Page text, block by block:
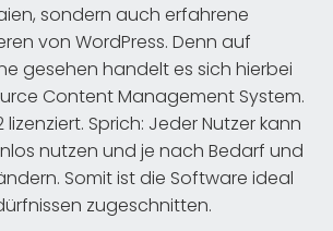
sondern auch erfahrene
von WordPress. Denn auf
gesehen handelt es sich hierbei
Content Management System.
lizenziert. Sprich: Jeder Nutzer kann
nutzen und je nach Bedarf und
Somit ist die Software ideal
zugeschnitten.